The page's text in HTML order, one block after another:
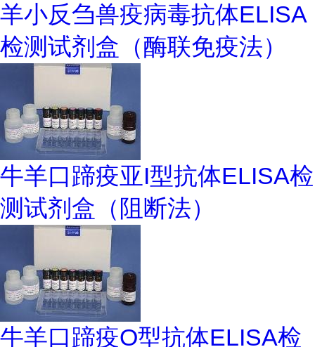
羊小反刍兽疫病毒抗体ELISA
检测试剂盒（酶联免疫法）
牛羊口蹄疫亚I型抗体ELISA检
测试剂盒（阻断法）
牛羊口蹄疫O型抗体ELISA检